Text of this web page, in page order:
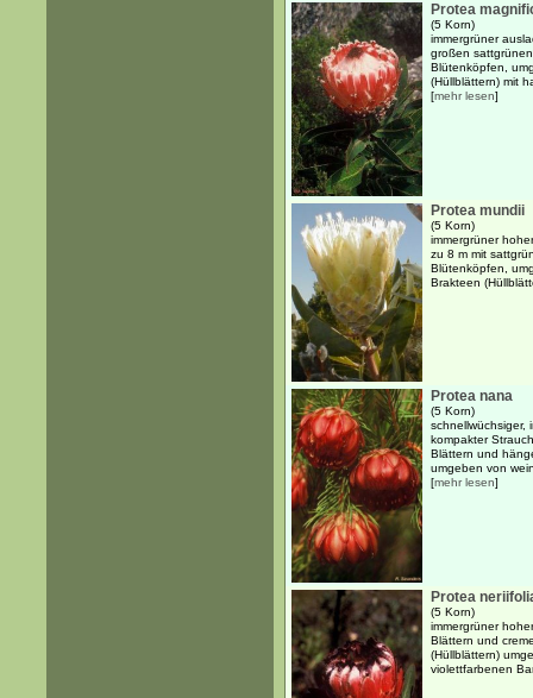
Protea
(5 Korn)
immergrüner
großen
Blütenköpfen,
(Hüllblättern) mit
[mehr lesen]
Protea mundii
(5 Korn)
immergrüner
zu 8 m mit
Blütenköpfen,
Brakteen
Protea nana
(5 Korn)
schnellwüchsiger,
kompakter
Blättern und
umgeben von
[mehr lesen]
Protea
(5 Korn)
immergrüner
Blättern und
(Hüllblättern)
violettfarbenen